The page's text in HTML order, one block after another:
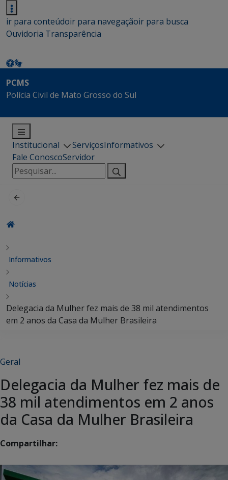
ir para conteúdoir para navegaçãoir para busca
Ouvidoria Transparência
PCMS
Polícia Civil de Mato Grosso do Sul
Institucional ServiçosInformativos
Fale ConoscoServidor
Pesquisar
por:
Informativos
Notícias
Delegacia da Mulher fez mais de 38 mil atendimentos
em 2 anos da Casa da Mulher Brasileira
Geral
Delegacia da Mulher fez mais de
38 mil atendimentos em 2 anos
da Casa da Mulher Brasileira
Compartilhar: